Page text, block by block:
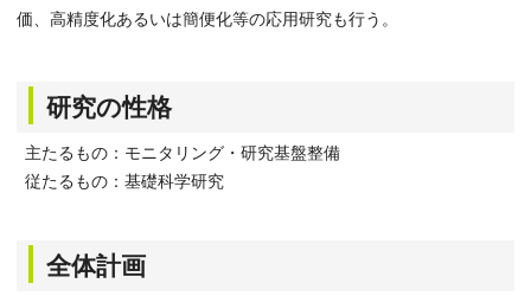
価、高精度化あるいは簡便化等の応用研究も行う。
研究の性格
主たるもの：モニタリング・研究基盤整備
従たるもの：基礎科学研究
全体計画